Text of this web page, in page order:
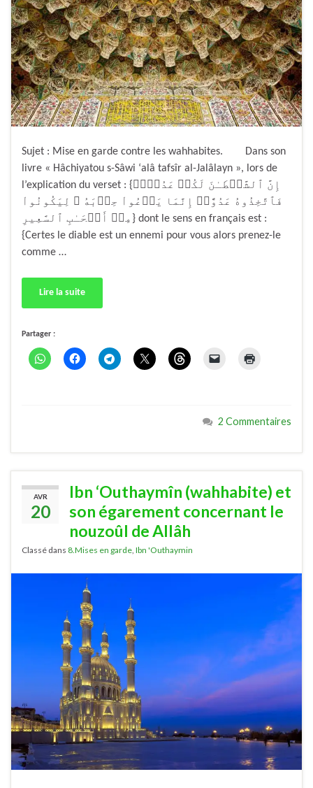
Sujet : Mise en garde contre les wahhabites. Dans son
livre « Hâchiyatou s-Sâwi ‘alâ tafsîr al-Jalâlayn », lors de
l’explication du verset : {إِنَّ ٱلشَّيۡطَـٰنَ لَكُمۡ عَدُوٌّ۬
فَٱتَّخِذُوهُ عَدُوًّاۚ إِنَّمَا يَدۡعُواْ حِزۡبَهُ ۥ لِيَكُونُواْ
مِنۡ أَصۡحَـٰبِ ٱلسَّعِيرِ} dont le sens en français est :
{Certes le diable est un ennemi pour vous alors prenez-le
comme …
Lire la suite
Partager :
2 Commentaires
AVR
20
Ibn ‘Outhaymîn (wahhabite) et
son égarement concernant le
nouzoûl de Allâh
Classé dans 8.Mises en garde, Ibn 'Outhaymin